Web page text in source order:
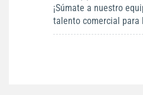
¡Súmate a nuestro
talento comercial para